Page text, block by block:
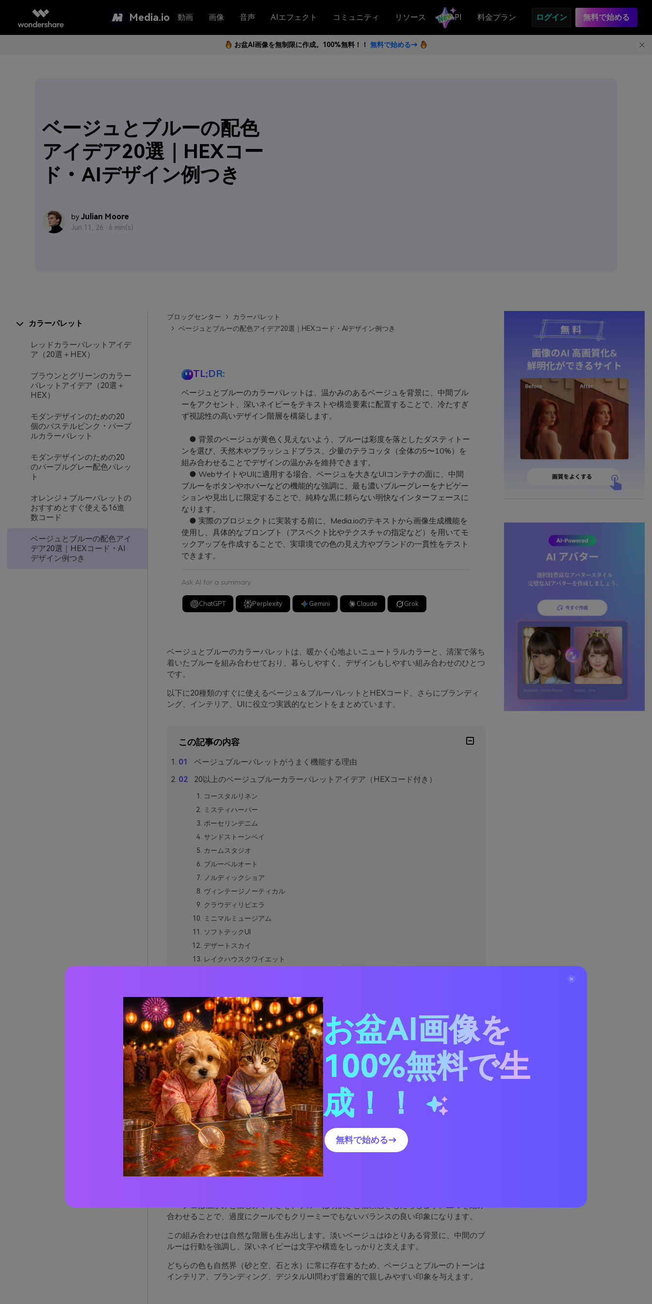
Media.io 動画 画像 音声 AIエフェクト コミュニティ リソース API 料金プラン ログイン 無料で始める
お盆AI画像を無制限に作成。100%無料！！ 無料で始める→
ベージュとブルーの配色
アイデア20選｜HEXコー
ド・AIデザイン例つき
by Julian Moore
Jun 11, 26 · 6 min(s)
カラーパレット
レッドカラーパレットアイデ
ア（20選＋HEX）
ブラウンとグリーンのカラー
パレットアイデア（20選＋
HEX）
モダンデザインのための20
個のパステルピンク・パープ
ルカラーパレット
モダンデザインのための20
のパープルグレー配色パレッ
ト
オレンジ＋ブルーパレットの
おすすめとすぐ使える16進
数コード
ベージュとブルーの配色アイ
デア20選｜HEXコード・AI
デザイン例つき
ブロッグセンター
カラーパレット
ベージュとブルーの配色アイデア20選｜HEXコード・AIデザイン例つき
TL;DR:
ベージュとブルーのカラーパレットは、温かみのあるベージュを背景に、中間ブル
ーをアクセント、深いネイビーをテキストや構造要素に配置することで、冷たすぎ
ず視認性の高いデザイン階層を構築します。
● 背景のベージュが黄色く見えないよう、ブルーは彩度を落としたダスティトー
ンを選び、天然木やブラッシュドブラス、少量のテラコッタ（全体の5〜10%）を
組み合わせることでデザインの温かみを維持できます。
● WebサイトやUIに適用する場合、ベージュを大きなUIコンテナの面に、中間
ブルーをボタンやホバーなどの機能的な強調に、最も濃いブルーグレーをナビゲー
ションや見出しに限定することで、純粋な黒に頼らない明快なインターフェースに
なります。
● 実際のプロジェクトに実装する前に、Media.ioのテキストから画像生成機能を
使用し、具体的なプロンプト（アスペクト比やテクスチャの指定など）を用いてモ
ックアップを作成することで、実環境での色の見え方やブランドの一貫性をテスト
できます。
Ask AI for a summary
ChatGPT Perplexity Gemini Claude Grok
ベージュとブルーのカラーパレットは、暖かく心地よいニュートラルカラーと、清潔で落ち
着いたブルーを組み合わせており、暮らしやすく、デザインもしやすい組み合わせのひとつ
です。
以下に20種類のすぐに使えるベージュ＆ブルーパレットとHEXコード、さらにブランディ
ング、インテリア、UIに役立つ実践的なヒントをまとめています。
この記事の内容
ベージュブルーパレットがうまく機能する理由
20以上のベージュブルーカラーパレットアイデア（HEXコード付き）
コースタルリネン
ミスティハーバー
ポーセリンデニム
サンドストーンベイ
カームスタジオ
ブルーベルオート
ノルディックショア
ヴィンテージノーティカル
クラウディリビエラ
ミニマルミュージアム
ソフトテックUI
デザートスカイ
レイクハウスクワイエット
シーサイドウェディングスイート
ペーパー＆インクエディトリアル
ブティックパッケージング
スプリングボタニカルウォッシュ
キッズルームデイドリーム
ベージュブルーと相性の良い色は？
実際のデザインでベージュブルーカラーパレットを使う方法
AIでベージュブルーパレットのビジュアルを作成する
ベージュブルーパレットがうまく機能
する理由
ベージュは温かみと親しみやすさを、ブルーは明快さと信頼感をもたらします。二つを組み
合わせることで、過度にクールでもクリーミーでもないバランスの良い印象になります。
この組み合わせは自然な階層も生み出します。淡いベージュはゆとりある背景に、中間のブ
ルーは行動を強調し、深いネイビーは文字や構造をしっかりと支えます。
どちらの色も自然界（砂と空、石と水）に常に存在するため、ベージュとブルーのトーンは
インテリア、ブランディング、デジタルUI問わず普遍的で親しみやすい印象を与えます。
お盆AI画像を
100%無料で生
成！！
無料で始める→